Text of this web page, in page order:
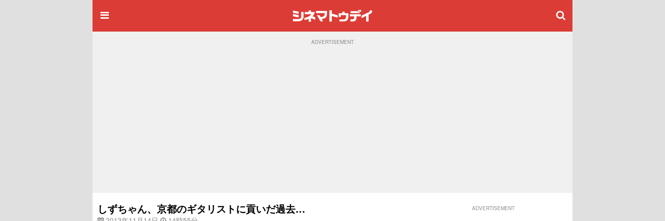
ADVERTISEMENT
しずちゃん、京都のギタリストに貢いだ過去… ADVERTISEMENT